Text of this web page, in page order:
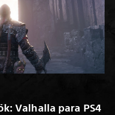
Valhalla para PS4